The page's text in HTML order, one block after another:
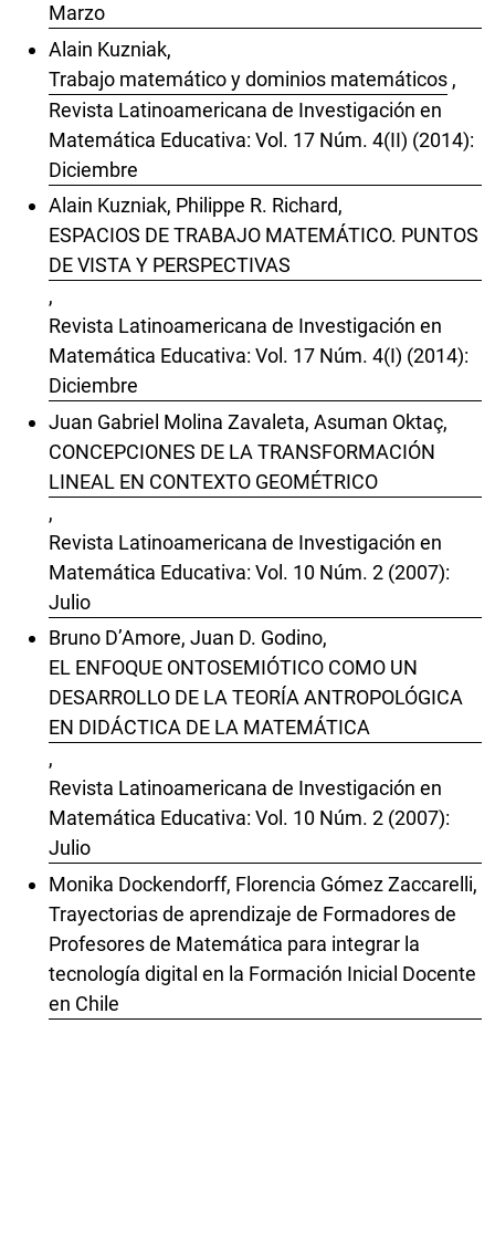
Marzo
Alain Kuzniak,
Trabajo matemático y dominios matemáticos ,
Revista Latinoamericana de Investigación en
Matemática Educativa: Vol. 17 Núm. 4(II) (2014):
Diciembre
Alain Kuzniak, Philippe R. Richard,
ESPACIOS DE TRABAJO MATEMÁTICO. PUNTOS
DE VISTA Y PERSPECTIVAS
,
Revista Latinoamericana de Investigación en
Matemática Educativa: Vol. 17 Núm. 4(I) (2014):
Diciembre
Juan Gabriel Molina Zavaleta, Asuman Oktaç,
CONCEPCIONES DE LA TRANSFORMACIÓN
LINEAL EN CONTEXTO GEOMÉTRICO
,
Revista Latinoamericana de Investigación en
Matemática Educativa: Vol. 10 Núm. 2 (2007):
Julio
Bruno D’Amore, Juan D. Godino,
EL ENFOQUE ONTOSEMIÓTICO COMO UN
DESARROLLO DE LA TEORÍA ANTROPOLÓGICA
EN DIDÁCTICA DE LA MATEMÁTICA
,
Revista Latinoamericana de Investigación en
Matemática Educativa: Vol. 10 Núm. 2 (2007):
Julio
Monika Dockendorff, Florencia Gómez Zaccarelli,
Trayectorias de aprendizaje de Formadores de
Profesores de Matemática para integrar la
tecnología digital en la Formación Inicial Docente
en Chile